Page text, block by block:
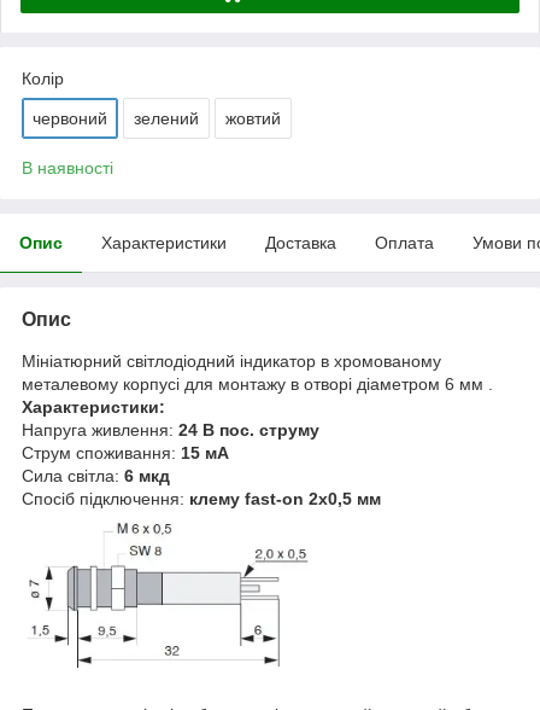
Колір
червоний зелений жовтий
В наявності
Опис Характеристики Доставка Оплата Умови
Опис
Мініатюрний світлодіодний індикатор в хромованому
металевому корпусі для монтажу в отворі діаметром 6 мм .
Характеристики:
Напруга живлення: 24 В пос. струму
Струм споживання: 15 мА
Сила світла: 6 мкд
Спосіб підключення: клему fast-on 2x0,5 мм